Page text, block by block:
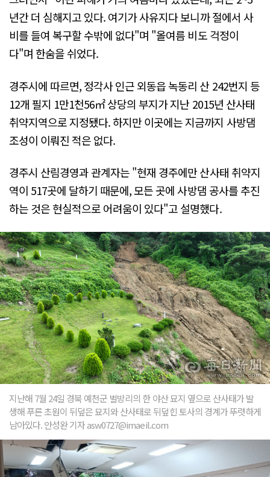
년간 더 심해지고 있다. 여기가 사유지다 보니까 절에서 사
비를 들여 복구할 수밖에 없다"며 "올여름 비도 걱정이
다"며 한숨을 쉬었다.
경주시에 따르면, 정각사 인근 외동읍 녹동리 산 242번지 등
12개 필지 1만1천56㎡ 상당의 부지가 지난 2015년 산사태
취약지역으로 지정됐다. 하지만 이곳에는 지금까지 사방댐
조성이 이뤄진 적은 없다.
경주시 산림경영과 관계자는 "현재 경주에만 산사태 취약지
역이 517곳에 달하기 때문에, 모든 곳에 사방댐 공사를 추진
하는 것은 현실적으로 어려움이 있다"고 설명했다.
지난해 7월 24일 경북 예천군 벌방리의 한 야산 묘지 옆으로 산사태가 발
생해 푸른 초원이 뒤덮은 묘지와 산사태로 뒤덮힌 토사의 경계가 뚜렷하게
남아있다. 안성완 기자 asw0727@imaeil.com